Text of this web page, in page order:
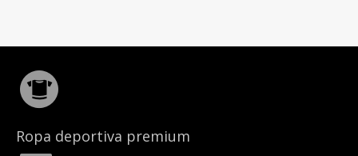
Ropa deportiva premium